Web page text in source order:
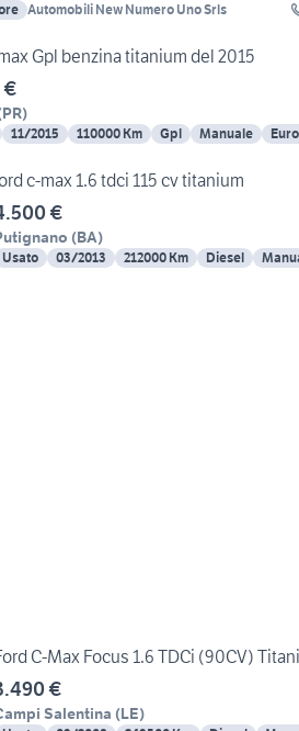
Automobili New Numero Uno Srls
Ford Cmax Gpl benzina titanium del 2015
€
PR)
11/2015 110000 Km Gpl Manuale
c-max 1.6 tdci 115 cv titanium
€
(BA)
Usato 03/2013 212000 Km Diesel
C-Max Focus 1.6 TDCi (90CV)
€
Salentina (LE)